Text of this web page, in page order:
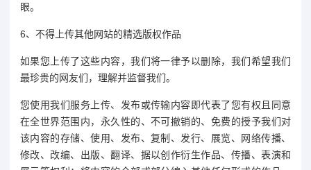
眼。
6、不得上传其他网站的精选版权作品
如果您上传了这些内容，我们将一律予以删除，我们希望我们
最珍贵的网友们，理解并监督我们。
您使用我们服务上传、发布或传输内容即代表了您有权且同意
在全世界范围内，永久性的、不可撤销的、免费的授予我们对
该内容的存储、使用、发布、复制、发行、展览、网络传播、
修改、改编、出版、翻译、据以创作衍生作品、传播、表演和